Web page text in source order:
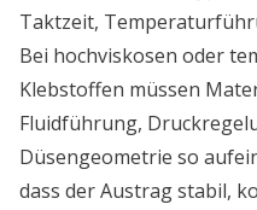
Taktzeit,
Bei hochviskosen oder
Klebstoffen müssen
Fluidführung,
Düsengeometrie so
dass der Austrag stabil,